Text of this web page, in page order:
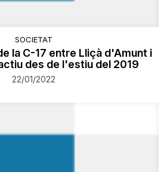
SOCIETAT
la C-17 entre Lliçà d'Amunt i
des de l'estiu del 2019
22/01/2022